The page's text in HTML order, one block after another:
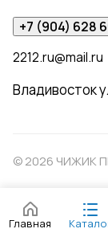
Главная
+7 (904) 628
2212.ru@mail.ru
Владивосток
© 2026 ЧИЖИК